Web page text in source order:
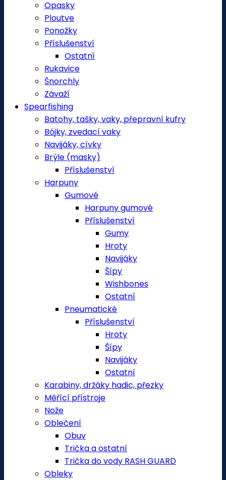
Opasky
Ploutve
Ponožky
Příslušenství
Ostatní
Rukavice
Šnorchly
Závaží
Spearfishing
Batohy, tašky, vaky, přepravní kufry
Bójky, zvedací vaky
Navijáky, cívky
Brýle (masky)
Příslušenství
Harpuny
Gumové
Harpuny gumové
Příslušenství
Gumy
Hroty
Navijáky
Šípy
Wishbones
Ostatní
Pneumatické
Příslušenství
Hroty
Šípy
Navijáky
Ostatní
Karabiny, držáky hadic, přezky
Měřící přístroje
Nože
Oblečení
Obuv
Trička a ostatní
Trička do vody RASH GUARD
Obleky